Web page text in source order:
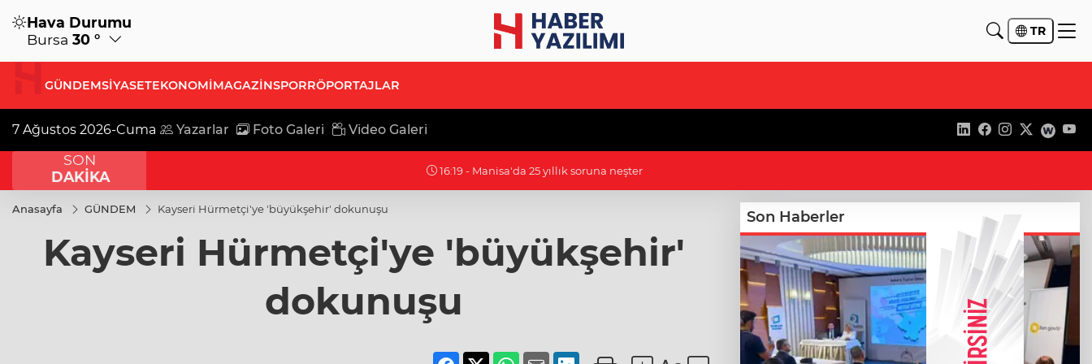
Hava Durumu
Bursa 30 ° TR
GÜNDEMSİYASETEKONOMİMAGAZİNSPORRÖPORTAJLAR
7 Ağustos 2026-Cuma Yazarlar Foto Galeri Video Galeri
SON
DAKİKA
Anasayfa GÜNDEM Kayseri Hürmetçi'ye 'büyükşehir' dokunuşu
Kayseri Hürmetçi'ye 'büyükşehir'
dokunuşu
Son Haberler